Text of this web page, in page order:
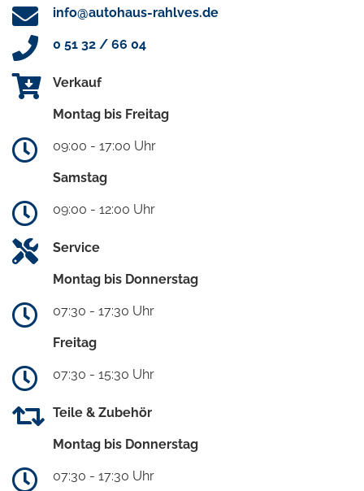
info@autohaus-rahlves.de
0 51 32 / 66 04
Verkauf
Montag bis Freitag
09:00 - 17:00 Uhr
Samstag
09:00 - 12:00 Uhr
Service
Montag bis Donnerstag
07:30 - 17:30 Uhr
Freitag
07:30 - 15:30 Uhr
Teile & Zubehör
Montag bis Donnerstag
07:30 - 17:30 Uhr